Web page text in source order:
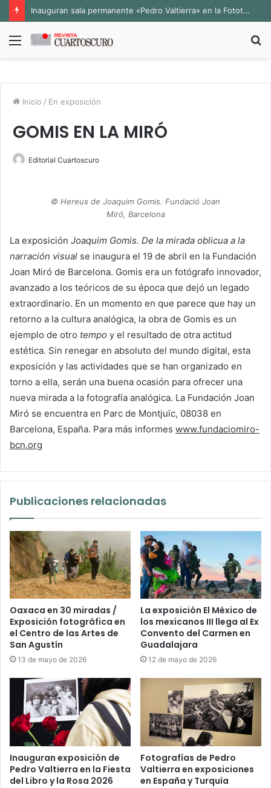
Inauguran sala permanente «Pedro Valtierra» en la Fototeca de Zacatecas
Menú
Inicio / En exposición
GOMIS EN LA MIRÓ
Editorial Cuartoscuro
© Hereus de Joaquim Gomis. Fundació Joan
Miró, Barcelona
La exposición Joaquim Gomis. De la mirada oblicua a la
narración visual se inaugura el 19 de abril en la Fundación
Joan Miró de Barcelona. Gomis era un fotógrafo innovador,
avanzado a los teóricos de su época que dejó un legado
extraordinario. En un momento en que parece que hay un
retorno a la cultura analógica, la obra de Gomis es un
ejemplo de otro tempo y el resultado de otra actitud
estética. Sin renegar en absoluto del mundo digital, esta
exposición y las actividades que se han organizado en
torno a ella, serán una buena ocasión para ofrecer una
nueva mirada a la fotografía analógica. La Fundación Joan
Miró se encuentra en Parc de Montjuïc, 08038 en
Barcelona, España. Para más informes www.fundaciomiro-
bcn.org
Publicaciones relacionadas
Oaxaca en 30 miradas /
Exposición fotográfica en
el Centro de las Artes de
San Agustín
13 de mayo de 2026
La exposición El México de
los mexicanos III llega al Ex
Convento del Carmen en
Guadalajara
12 de mayo de 2026
Inauguran exposición de
Pedro Valtierra en la Fiesta
del Libro y la Rosa 2026
Fotografías de Pedro
Valtierra en exposiciones
en España y Turquía